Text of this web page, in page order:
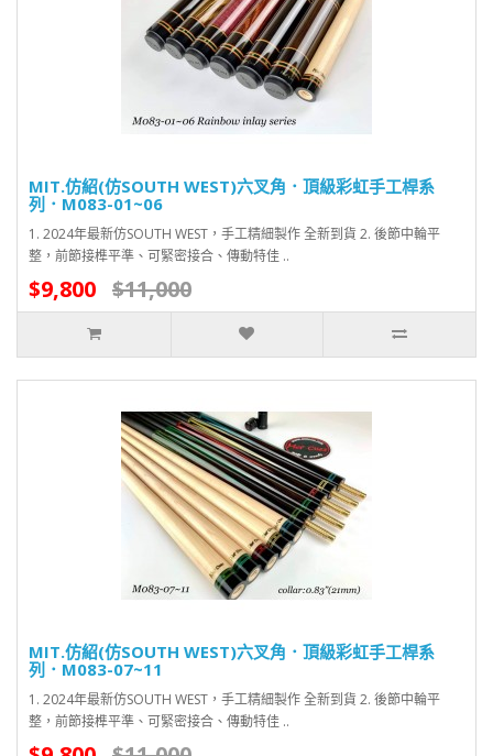
MIT.仿紹(仿SOUTH WEST)六叉角．頂級彩虹手工桿系
列．M083-01~06
1. 2024年最新仿SOUTH WEST，手工精細製作 全新到貨 2. 後節中輪平
整，前節接榫平準、可緊密接合、傳動特佳 ..
$9,800 $11,000
MIT.仿紹(仿SOUTH WEST)六叉角．頂級彩虹手工桿系
列．M083-07~11
1. 2024年最新仿SOUTH WEST，手工精細製作 全新到貨 2. 後節中輪平
整，前節接榫平準、可緊密接合、傳動特佳 ..